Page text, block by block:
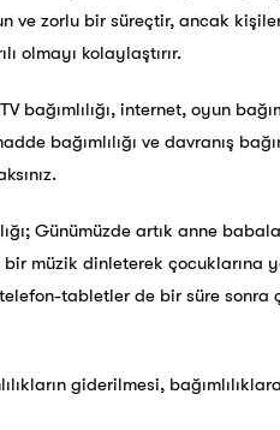
ve zorlu bir süreçtir, ancak
olmayı kolaylaştırır.
bağımlılığı, internet, oyun
bağımlılığı ve davranış
Günümüzde artık anne
müzik dinleterek çocuklarına
tabletler de bir süre
giderilmesi,